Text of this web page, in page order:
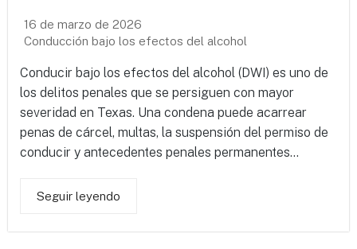
16 de marzo de 2026
Conducción bajo los efectos del alcohol
Conducir bajo los efectos del alcohol (DWI) es uno de
los delitos penales que se persiguen con mayor
severidad en Texas. Una condena puede acarrear
penas de cárcel, multas, la suspensión del permiso de
conducir y antecedentes penales permanentes...
Seguir leyendo